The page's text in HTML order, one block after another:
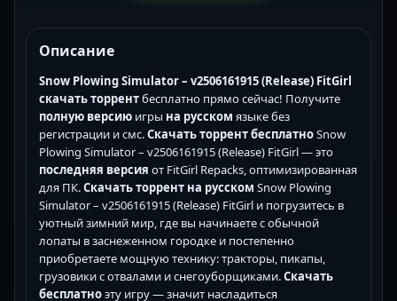
Описание
Snow Plowing Simulator – v2506161915 (Release) FitGirl
скачать торрентбесплатно прямо сейчас! Получите
полную версию игры на русском языке без
регистрации и смс.Скачать торрент бесплатноSnow
Plowing Simulator – v2506161915 (Release) FitGirl — это
последняя версия от FitGirl Repacks, оптимизированная
для ПК.Скачать торрент на русском Snow Plowing
Simulator – v2506161915 (Release) FitGirl и погрузитесь в
уютный зимний мир, где вы начинаете с обычной
лопаты в заснеженном городке и постепенно
приобретаете мощную технику: тракторы, пикапы,
грузовики с отвалами и снегоуборщиками.Скачать
бесплатноэту игру — значит насладиться